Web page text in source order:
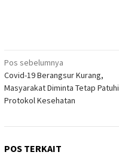
Navigasi
pos
Pos sebelumnya
Covid-19 Berangsur Kurang,
Masyarakat Diminta Tetap Patuhi
Protokol Kesehatan
POS TERKAIT